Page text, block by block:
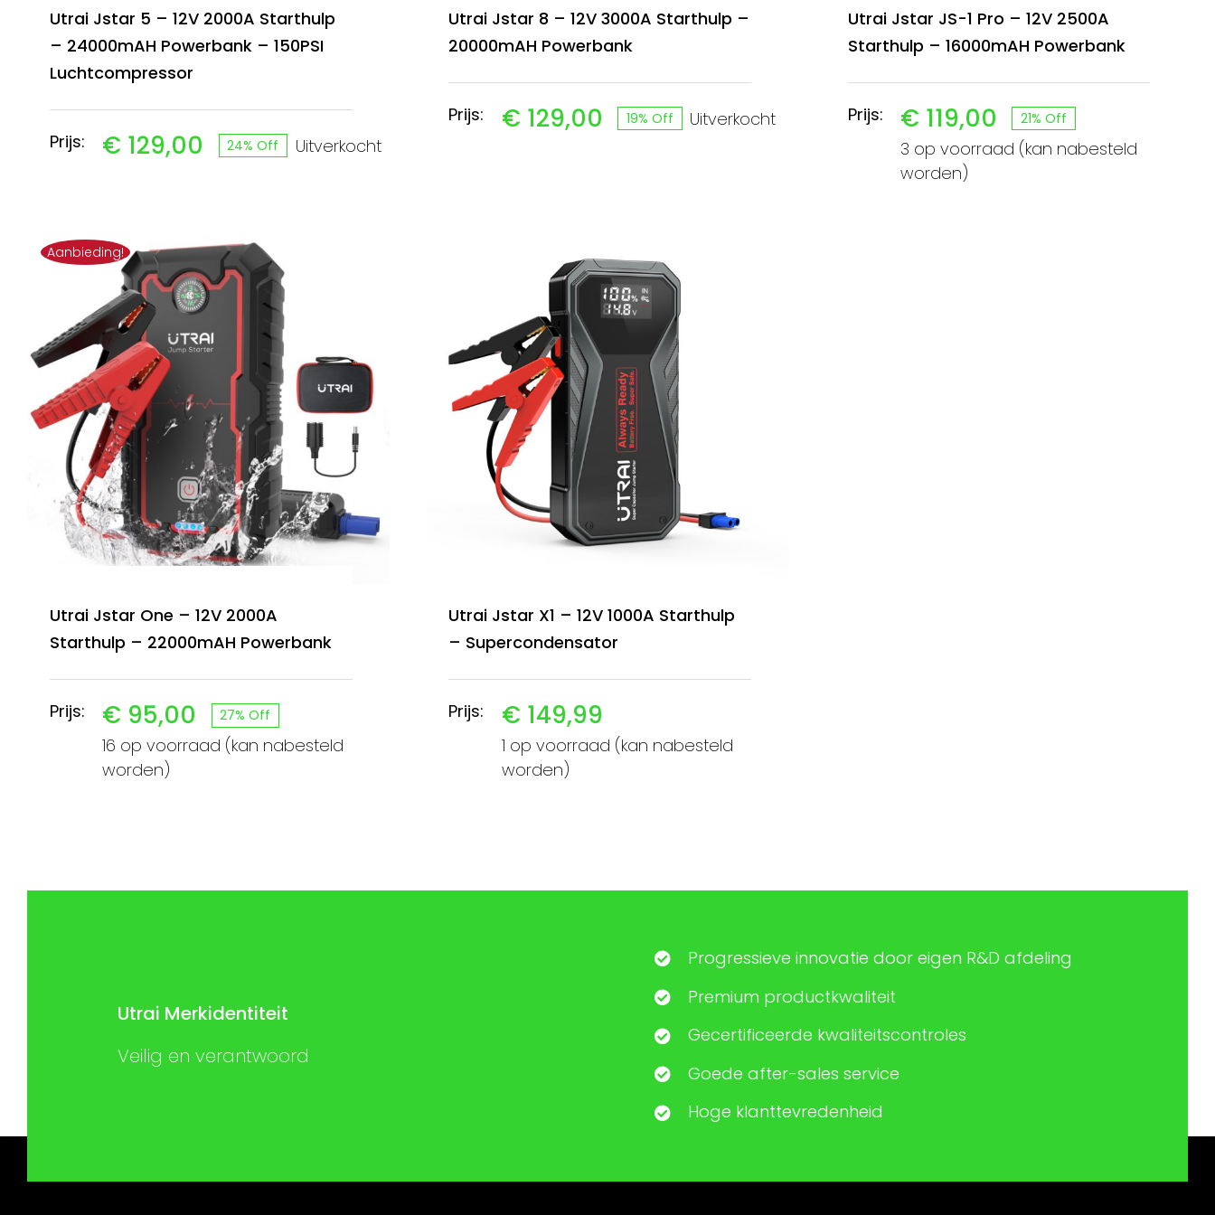
Utrai Jstar 5 – 12V 2000A Starthulp
– 24000mAH Powerbank – 150PSI
Luchtcompressor
Prijs:
Oorspronkelijke
€ 169,99.
€ 129,00 Huidige
€ 129,00.
24% Off Uitverkocht
Utrai Jstar 8 – 12V 3000A Starthulp –
20000mAH Powerbank
Prijs:
Oorspronkelijke
€ 129,00 Huidige
19% Off Uitverkocht
Utrai Jstar JS-1 Pro – 12V 2500A
Starthulp – 16000mAH Powerbank
Prijs:
Oorspronkelijke
€ 119,00 Huidige
21% Off
3 op voorraad (kan nabesteld
worden)
Aanbieding!
Utrai Jstar One – 12V 2000A
Starthulp – 22000mAH Powerbank
Prijs:
Oorspronkelijke
€ 95,00 Huidige
27% Off
16 op voorraad (kan nabesteld
worden)
Utrai Jstar X1 – 12V 1000A Starthulp
– Supercondensator
Prijs: € 149,99
1 op voorraad (kan nabesteld
worden)
Utrai Merkidentiteit
Veilig en verantwoord
Progressieve innovatie door eigen R&D afdeling
Premium productkwaliteit
Gecertificeerde kwaliteitscontroles
Goede after-sales service
Hoge klanttevredenheid